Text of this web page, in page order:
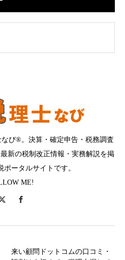
び®。決算・確定申告・税務調査
新の税制改正情報・実務解説を掲
ータルサイトです。
ME!
来い顧問ドットコムの口コミ・